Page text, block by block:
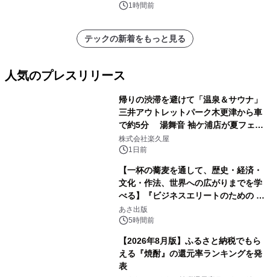
大が成長を加速
1時間前
テックの新着をもっと見る
人気のプレスリリース
帰りの渋滞を避けて「温泉＆サウナ」
三井アウトレットパーク木更津から車
で約5分 湯舞音 袖ケ浦店が夏フェア
メニューを提供
株式会社楽久屋
1日前
【一杯の蕎麦を通して、歴史・経済・
文化・作法、世界への広がりまでを学
べる】『ビジネスエリートのための 教
養としての蕎麦』2026年8月25日
（火）発売
あさ出版
5時間前
【2026年8月版】ふるさと納税でもら
える『焼酎』の還元率ランキングを発
表